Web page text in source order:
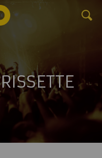
ET CONFÉRENCES